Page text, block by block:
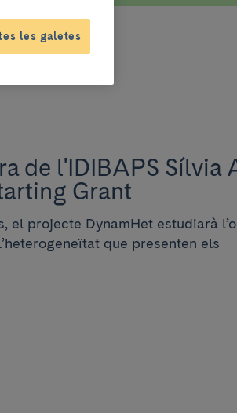
de l'IDIBAPS Sílvia
Grant
el projecte DynamHet estudiarà
que presenten els
les galetes